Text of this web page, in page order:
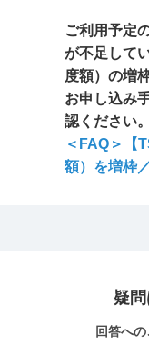
ご利用予定
が不足して
度額）の増
お申し込み
認ください。
＜FAQ＞【
額）を増枠
疑
回答へ